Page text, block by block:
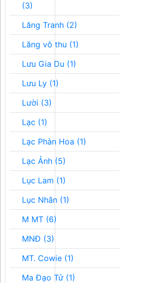
(3)
Lăng Tranh (2)
Lăng vô thu (1)
Lưu Gia Du (1)
Lưu Ly (1)
Lười (3)
Lạc (1)
Lạc Phàn Hoa (1)
Lạc Ảnh (5)
Lục Lam (1)
Lục Nhân (1)
M MT (6)
MNĐ (3)
MT. Cowie (1)
Ma Đạo Tử (1)